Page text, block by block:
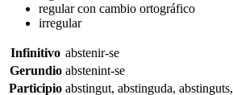
regular con cambio ortográfico
irregular
Infinitivo abstenir-se
Gerundio abstenint-se
Participio abstingut, abstinguda, abstinguts,